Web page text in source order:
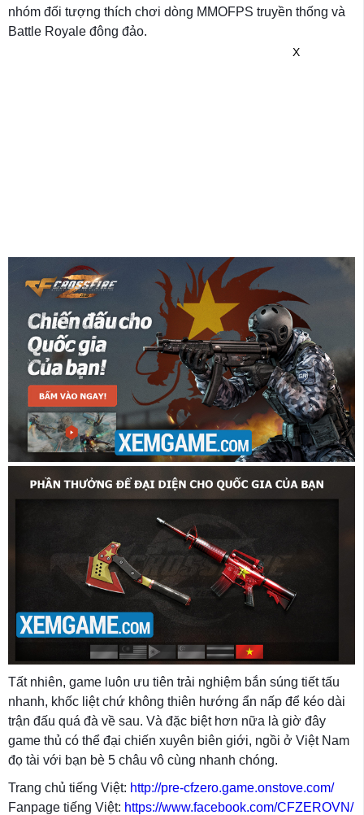
nhóm đối tượng thích chơi dòng MMOFPS truyền thống và
Battle Royale đông đảo.
X
Tất nhiên, game luôn ưu tiên trải nghiệm bắn súng tiết tấu
nhanh, khốc liệt chứ không thiên hướng ẩn nấp để kéo dài
trận đấu quá đà về sau. Và đặc biệt hơn nữa là giờ đây
game thủ có thể đại chiến xuyên biên giới, ngồi ở Việt Nam
đọ tài với bạn bè 5 châu vô cùng nhanh chóng.
Trang chủ tiếng Việt: http://pre-cfzero.game.onstove.com/
Fanpage tiếng Việt: https://www.facebook.com/CFZEROVN/